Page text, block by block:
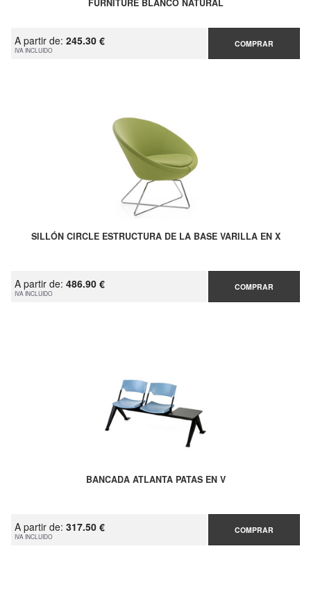
FURNITURE BLANCO NATURAL
A partir de: 245.30 €
IVA INCLUIDO
COMPRAR
SILLÓN CIRCLE ESTRUCTURA DE LA BASE VARILLA EN X
A partir de: 486.90 €
IVA INCLUIDO
COMPRAR
BANCADA ATLANTA PATAS EN V
A partir de: 317.50 €
IVA INCLUIDO
COMPRAR